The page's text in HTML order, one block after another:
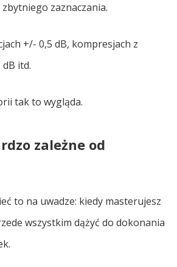
zaznaczania.
+/- 0,5 dB, kompresjach z
itd.
tak to wygląda.
zależne od
to na uwadze: kiedy masterujesz
wszystkim dążyć do dokonania